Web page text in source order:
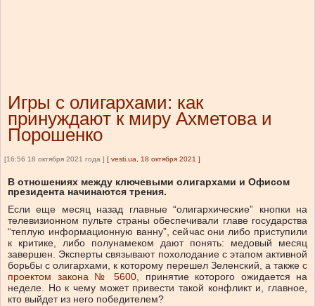
Игры с олигархами: как
принуждают к миру Ахметова и
Порошенко
[16:56 18 октября 2021 года ] [ vesti.ua, 18 октября 2021 ]
В отношениях между ключевыми олигархами и Офисом
президента начинаются трения.
Если еще месяц назад главные “олигархические” кнопки на
телевизионном пульте страны обеспечивали главе государства
“теплую информационную ванну”, сейчас они либо приступили
к критике, либо полунамеком дают понять: медовый месяц
завершен. Эксперты связывают похолодание с этапом активной
борьбы с олигархами, к которому перешел Зеленский, а также с
проектом закона № 5600, принятие которого ожидается на
неделе. Но к чему может привести такой конфликт и, главное,
кто выйдет из него победителем?